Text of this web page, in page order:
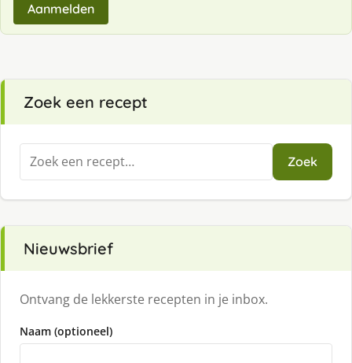
Aanmelden
Zoek een recept
Zoeken
naar:
Zoek
Nieuwsbrief
Ontvang de lekkerste recepten in je inbox.
Naam (optioneel)